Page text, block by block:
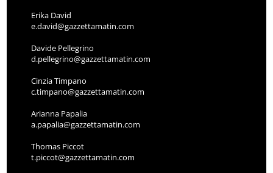
Erika David
e.david@gazzettamatin.com
Davide Pellegrino
d.pellegrino@gazzettamatin.com
Cinzia Timpano
c.timpano@gazzettamatin.com
Arianna Papalia
a.papalia@gazzettamatin.com
Thomas Piccot
t.piccot@gazzettamatin.com